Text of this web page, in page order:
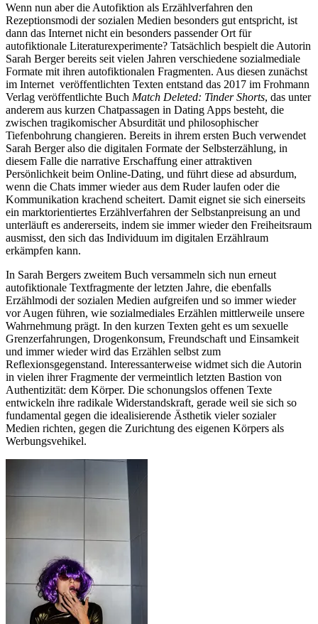
Wenn nun aber die Autofiktion als Erzählverfahren den
Rezeptionsmodi der sozialen Medien besonders gut entspricht, ist
dann das Internet nicht ein besonders passender Ort für
autofiktionale Literaturexperimente? Tatsächlich bespielt die Autorin
Sarah Berger bereits seit vielen Jahren verschiedene sozialmediale
Formate mit ihren autofiktionalen Fragmenten. Aus diesen zunächst
im Internet veröffentlichten Texten entstand das 2017 im Frohmann
Verlag veröffentlichte Buch Match Deleted: Tinder Shorts, das unter
anderem aus kurzen Chatpassagen in Dating Apps besteht, die
zwischen tragikomischer Absurdität und philosophischer
Tiefenbohrung changieren. Bereits in ihrem ersten Buch verwendet
Sarah Berger also die digitalen Formate der Selbsterzählung, in
diesem Falle die narrative Erschaffung einer attraktiven
Persönlichkeit beim Online-Dating, und führt diese ad absurdum,
wenn die Chats immer wieder aus dem Ruder laufen oder die
Kommunikation krachend scheitert. Damit eignet sie sich einerseits
ein marktorientiertes Erzählverfahren der Selbstanpreisung an und
unterläuft es andererseits, indem sie immer wieder den Freiheitsraum
ausmisst, den sich das Individuum im digitalen Erzählraum
erkämpfen kann.
In Sarah Bergers zweitem Buch versammeln sich nun erneut
autofiktionale Textfragmente der letzten Jahre, die ebenfalls
Erzählmodi der sozialen Medien aufgreifen und so immer wieder
vor Augen führen, wie sozialmediales Erzählen mittlerweile unsere
Wahrnehmung prägt. In den kurzen Texten geht es um sexuelle
Grenzerfahrungen, Drogenkonsum, Freundschaft und Einsamkeit
und immer wieder wird das Erzählen selbst zum
Reflexionsgegenstand. Interessanterweise widmet sich die Autorin
in vielen ihrer Fragmente der vermeintlich letzten Bastion von
Authentizität: dem Körper. Die schonungslos offenen Texte
entwickeln ihre radikale Widerstandskraft, gerade weil sie sich so
fundamental gegen die idealisierende Ästhetik vieler sozialer
Medien richten, gegen die Zurichtung des eigenen Körpers als
Werbungsvehikel.